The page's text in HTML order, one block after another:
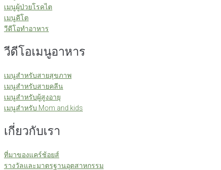
เมนูผู้ป่วยโรคไต
เมนูคีโต
วีดีโอทำอาหาร
วีดีโอเมนูอาหาร
เมนูสำหรับสายสุขภาพ
เมนูสำหรับสายคลีน
เมนูสำหรับผู้สูงอายุ
เมนูสำหรับ Mom and kids
เกี่ยวกับเรา
ที่มาของแคร์ช้อยส์
รางวัลและมาตรฐานอุตสาหกรรม